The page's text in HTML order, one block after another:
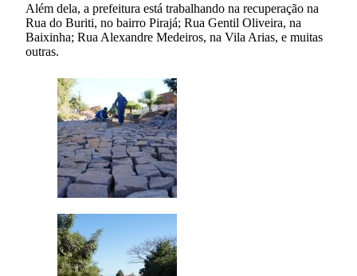
Além dela, a prefeitura está trabalhando na recuperação na
Rua do Buriti, no bairro Pirajá; Rua Gentil Oliveira, na
Baixinha; Rua Alexandre Medeiros, na Vila Arias, e muitas
outras.